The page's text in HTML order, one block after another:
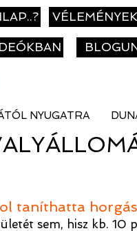
VÉLEMÉNYEK
NYUGATRA
taníthatta
sem, hisz kb. 10